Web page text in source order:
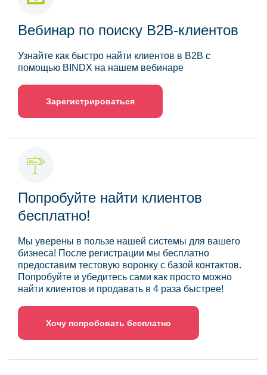
Вебинар по поиску B2B-клиентов
Узнайте как быстро найти клиентов в B2B с
помощью BINDX на нашем вебинаре
Зарегистрироваться
Попробуйте найти клиентов
бесплатно!
Мы уверены в пользе нашей системы для вашего
бизнеса! После регистрации мы бесплатно
предоставим тестовую воронку с базой контактов.
Попробуйте и убедитесь сами как просто можно
найти клиентов и продавать в 4 раза быстрее!
Хочу попробовать бесплатно